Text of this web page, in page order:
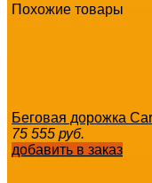
Похожие товары
Беговая дорожка
75 555 руб.
добавить в заказ